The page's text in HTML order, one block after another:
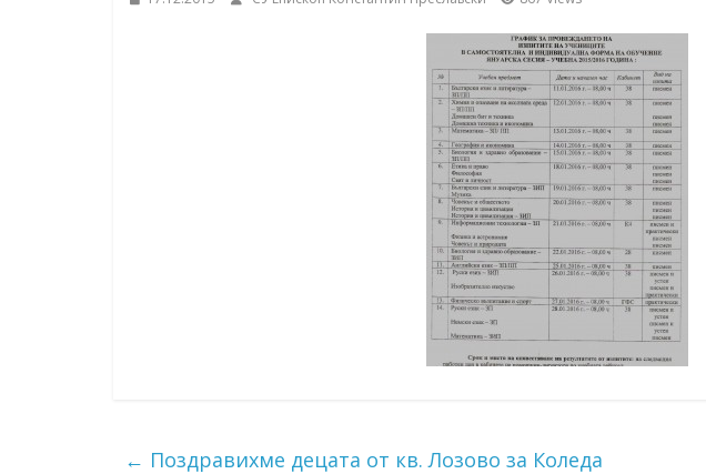
← Поздравихме децата от кв. Лозово за Коледа